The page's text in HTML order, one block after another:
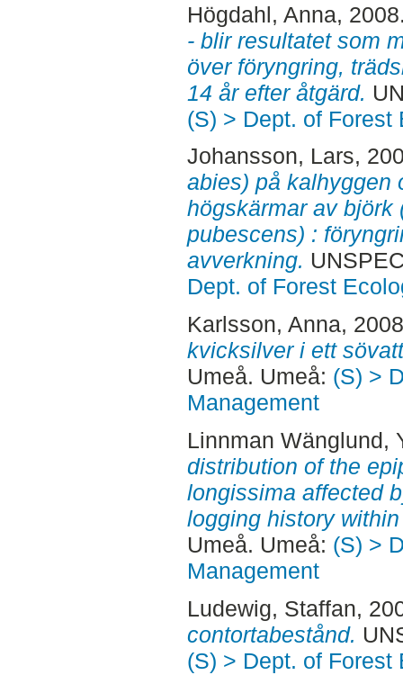
Högdahl, Anna,
- blir resultatet som
över föryngring,
14 år efter åtgärd.
(S) > Dept. of Forest
Johansson, Lars,
abies) på kalhyggen
högskärmar av björk
pubescens) :
avverkning.
Dept. of Forest
Karlsson, Anna,
kvicksilver i ett
Umeå. Umeå: (S) >
Management
Linnman Wänglund,
distribution of the
longissima affected
logging history
Umeå. Umeå: (S) >
Management
Ludewig, Staffan,
contortabestånd.
(S) > Dept. of Forest